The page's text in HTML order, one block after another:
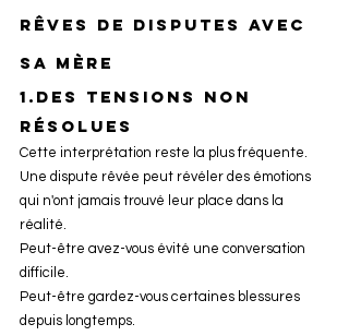
rêves de disputes avec
sa mère
1.des tensions non
résolues
Cette interprétation reste la plus fréquente.
Une dispute rêvée peut révéler des émotions
qui n'ont jamais trouvé leur place dans la
réalité.
Peut-être avez-vous évité une conversation
difficile.
Peut-être gardez-vous certaines blessures
depuis longtemps.